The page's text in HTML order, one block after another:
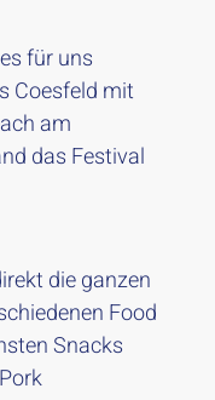
für uns
Coesfeld mit
am
das Festival
die ganzen
Food
Snacks